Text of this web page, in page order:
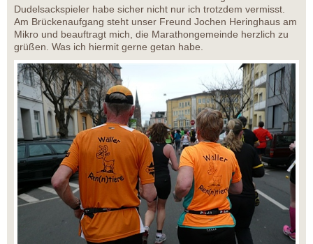
Dudelsackspieler habe sicher nicht nur ich trotzdem vermisst.
Am Brückenaufgang steht unser Freund Jochen Heringhaus am
Mikro und beauftragt mich, die Marathongemeinde herzlich zu
grüßen. Was ich hiermit gerne getan habe.